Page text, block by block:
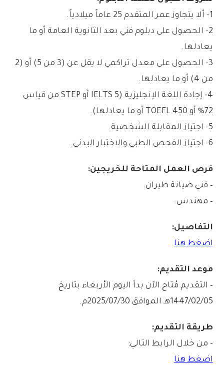
1- ألا يتجاوز عمر المتقدم 25 عاماً ميلادياً.
2- الحصول على دبلوم فني بعد الثانوية العامة أو ما
يعادلها.
3- الحصول على معدل تراكمي لا يقل عن (3 من 5) أو (2
من 4) أو ما يعادلها.
4- إجادة اللغة الإنجليزية (IELTS 5 أو STEP من قياس
72% أو TOEFL 450 أو ما يعادلها).
5- اجتياز المقابلة الشخصية.
6- اجتياز الفحص الطبي والاختبار البدني.
فرص العمل المتاحة للخريجين:
– فني صيانة طيران.
– مهندس.
التفاصيل:
اضغط هنا
موعد التقديم:
– التقديم مُتاح الآن بدأ اليوم الأربعاء بتاريخ
1447/02/05هـ الموافق 2025/07/30م.
طريقة التقديم:
– من خلال الرابط التالي:
اضغط هنا